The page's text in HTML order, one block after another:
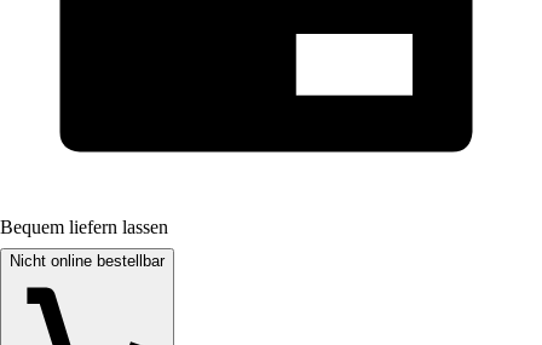
Bequem liefern lassen
Nicht online bestellbar